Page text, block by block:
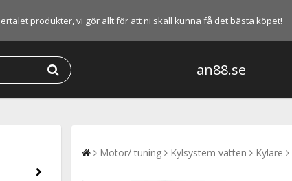
produkter, vi gör allt för att ni skall kunna få det bästa köpet!
an88.se
Motor/ tuning Kylsystem vatten Kylare